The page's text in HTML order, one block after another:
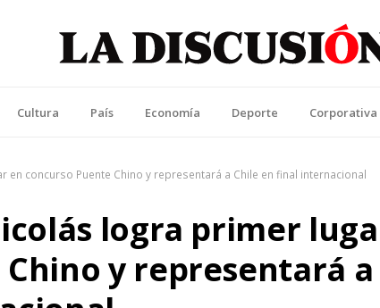
Cultura País Economía Deporte Corporativa
en concurso Puente Chino y representará a Chile en final internacional
logra primer
y representará a